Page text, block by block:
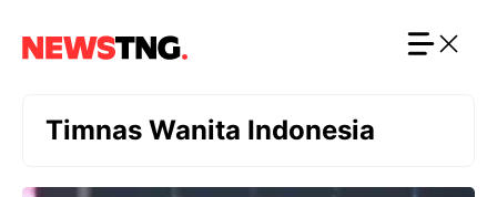
Timnas Wanita Indonesia